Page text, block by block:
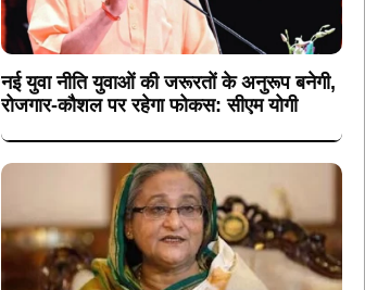
नई युवा नीति युवाओं की जरूरतों के अनुरूप बनेगी,
रोजगार-कौशल पर रहेगा फोकस: सीएम योगी